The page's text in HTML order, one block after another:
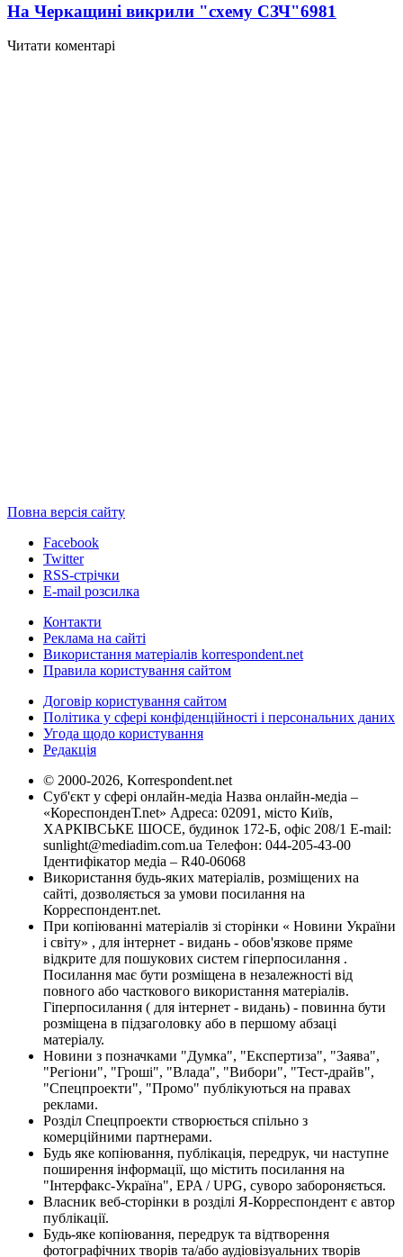
На Черкащині викрили "схему СЗЧ"6981
Читати коментарі
Повна версія сайту
Facebook
Twitter
RSS-стрічки
E-mail розсилка
Контакти
Реклама на сайті
Використання матеріалів korrespondent.net
Правила користування сайтом
Договір користування сайтом
Політика у сфері конфіденційності і персональних даних
Угода щодо користування
Редакція
© 2000-2026, Korrespondent.net
Суб'єкт у сфері онлайн-медіа Назва онлайн-медіа –
«КореспонденТ.net» Адреса: 02091, місто Київ,
ХАРКІВСЬКЕ ШОСЕ, будинок 172-Б, офіс 208/1 E-mail:
sunlight@mediadim.com.ua Телефон: 044-205-43-00
Ідентифікатор медіа – R40-06068
Використання будь-яких матеріалів, розміщених на
сайті, дозволяється за умови посилання на
Корреспондент.net.
При копіюванні матеріалів зі сторінки « Новини України
і світу» , для інтернет - видань - обов'язкове пряме
відкрите для пошукових систем гіперпосилання .
Посилання має бути розміщена в незалежності від
повного або часткового використання матеріалів.
Гіперпосилання ( для інтернет - видань) - повинна бути
розміщена в підзаголовку або в першому абзаці
матеріалу.
Новини з позначками "Думка", "Експертиза", "Заява",
"Регіони", "Гроші", "Влада", "Вибори", "Тест-драйв",
"Спецпроекти", "Промо" публікуються на правах
реклами.
Розділ Спецпроекти створюється спільно з
комерційними партнерами.
Будь яке копіювання, публікація, передрук, чи наступне
поширення інформації, що містить посилання на
"Інтерфакс-Україна", EPA / UPG, суворо забороняється.
Власник веб-сторінки в розділі Я-Корреспондент є автор
публікації.
Будь-яке копіювання, передрук та відтворення
фотографічних творів та/або аудіовізуальних творів